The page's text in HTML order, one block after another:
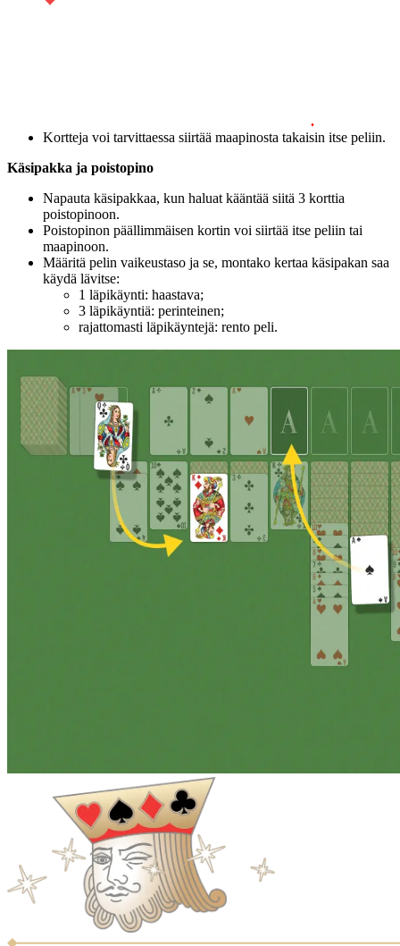
.
Kortteja voi tarvittaessa siirtää maapinosta takaisin itse peliin.
Käsipakka ja poistopino
Napauta käsipakkaa, kun haluat kääntää siitä 3 korttia
poistopinoon.
Poistopinon päällimmäisen kortin voi siirtää itse peliin tai
maapinoon.
Määritä pelin vaikeustaso ja se, montako kertaa käsipakan saa
käydä lävitse:
1 läpikäynti: haastava;
3 läpikäyntiä: perinteinen;
rajattomasti läpikäyntejä: rento peli.